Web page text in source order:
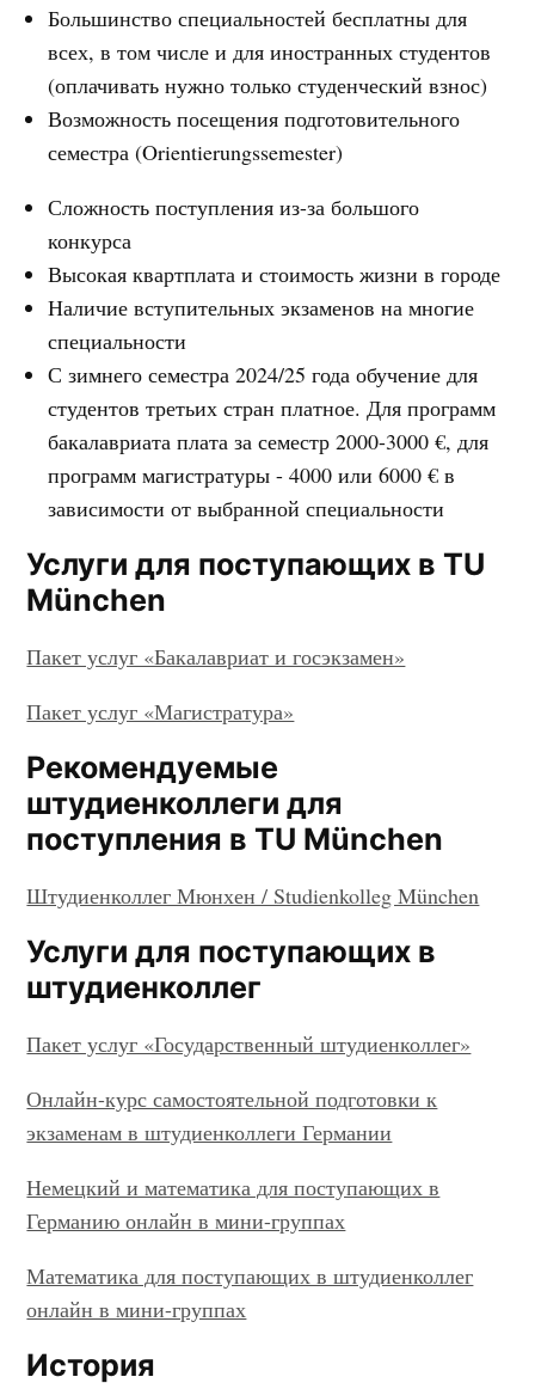
Большинство специальностей бесплатны для
всех, в том числе и для иностранных студентов
(оплачивать нужно только студенческий взнос)
Возможность посещения подготовительного
семестра (Orientierungssemester)
Сложность поступления из-за большого
конкурса
Высокая квартплата и стоимость жизни в городе
Наличие вступительных экзаменов на многие
специальности
С зимнего семестра 2024/25 года обучение для
студентов третьих стран платное. Для программ
бакалавриата плата за семестр 2000-3000 €, для
программ магистратуры - 4000 или 6000 € в
зависимости от выбранной специальности
Услуги для поступающих в TU
München
Пакет услуг «Бакалавриат и госэкзамен»
Пакет услуг «Магистратура»
Рекомендуемые
штудиенколлеги для
поступления в TU München
Штудиенколлег Мюнхен / Studienkolleg München
Услуги для поступающих в
штудиенколлег
Пакет услуг «Государственный штудиенколлег»
Онлайн-курс самостоятельной подготовки к
экзаменам в штудиенколлеги Германии
Немецкий и математика для поступающих в
Германию онлайн в мини-группах
Математика для поступающих в штудиенколлег
онлайн в мини-группах
История